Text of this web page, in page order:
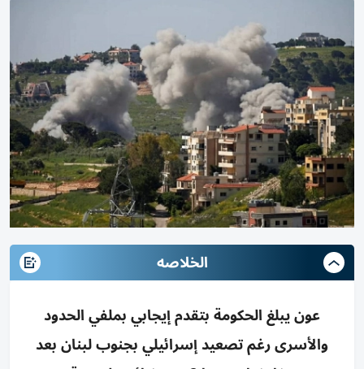
الخلاصه
عون يبلغ الحكومة بتقدم إيجابي بملفي الحدود
والأسرى رغم تصعيد إسرائيلي بجنوب لبنان بعد